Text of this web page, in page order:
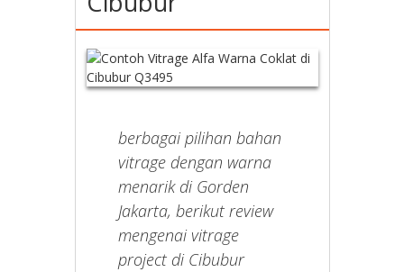
berbagai pilihan bahan
vitrage dengan warna
menarik di Gorden
Jakarta, berikut review
mengenai vitrage
project di Cibubur